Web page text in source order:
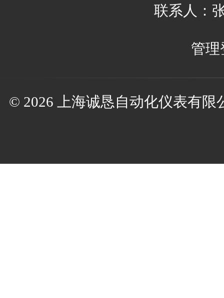
联系人：
管理
© 2026 上海诚恳自动化仪表有限